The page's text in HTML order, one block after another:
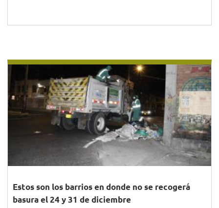
Estos son los barrios en donde no se recogerá
basura el 24 y 31 de diciembre